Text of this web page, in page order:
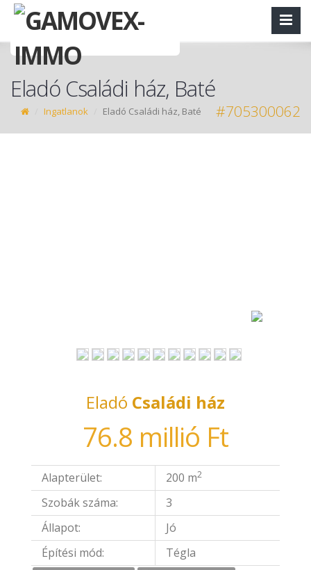
Eladó Családi ház, Baté
Ingatlanok Eladó Családi ház, Baté #705300062
Eladó Családi ház
76.8 millió Ft
Alapterület: 200 m2
Szobák száma:
3
Állapot:
Jó
Építési mód:
Tégla